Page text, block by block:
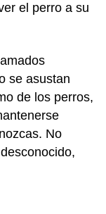
el perro a su
se asustan
de los perros,
No